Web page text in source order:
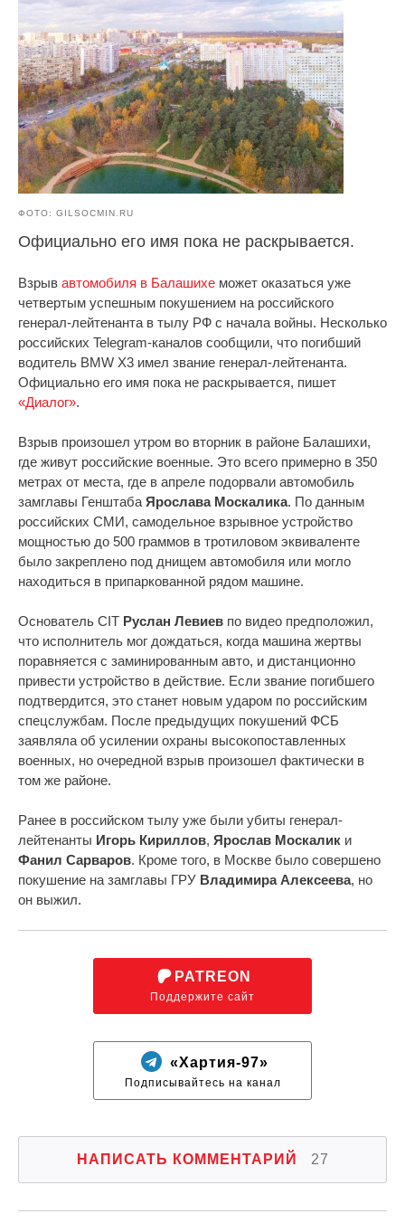
ФОТО: GILSOCMIN.RU
Официально его имя пока не раскрывается.
Взрыв автомобиля в Балашихе может оказаться уже
четвертым успешным покушением на российского
генерал-лейтенанта в тылу РФ с начала войны. Несколько
российских Telegram-каналов сообщили, что погибший
водитель BMW X3 имел звание генерал-лейтенанта.
Официально его имя пока не раскрывается, пишет
«Диалог».
Взрыв произошел утром во вторник в районе Балашихи,
где живут российские военные. Это всего примерно в 350
метрах от места, где в апреле подорвали автомобиль
замглавы Генштаба Ярослава Москалика. По данным
российских СМИ, самодельное взрывное устройство
мощностью до 500 граммов в тротиловом эквиваленте
было закреплено под днищем автомобиля или могло
находиться в припаркованной рядом машине.
Основатель CIT Руслан Левиев по видео предположил,
что исполнитель мог дождаться, когда машина жертвы
поравняется с заминированным авто, и дистанционно
привести устройство в действие. Если звание погибшего
подтвердится, это станет новым ударом по российским
спецслужбам. После предыдущих покушений ФСБ
заявляла об усилении охраны высокопоставленных
военных, но очередной взрыв произошел фактически в
том же районе.
Ранее в российском тылу уже были убиты генерал-
лейтенанты Игорь Кириллов, Ярослав Москалик и
Фанил Сарваров. Кроме того, в Москве было совершено
покушение на замглавы ГРУ Владимира Алексеева, но
он выжил.
PATREON
Поддержите сайт
«Хартия-97»
Подписывайтесь на канал
НАПИСАТЬ КОММЕНТАРИЙ 27